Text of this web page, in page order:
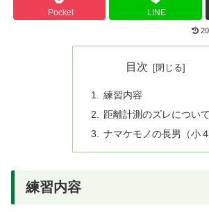
Pocket LINE
目次
練習内容
距離計測のズレについて
ナマケモノの長男（小４
練習内容